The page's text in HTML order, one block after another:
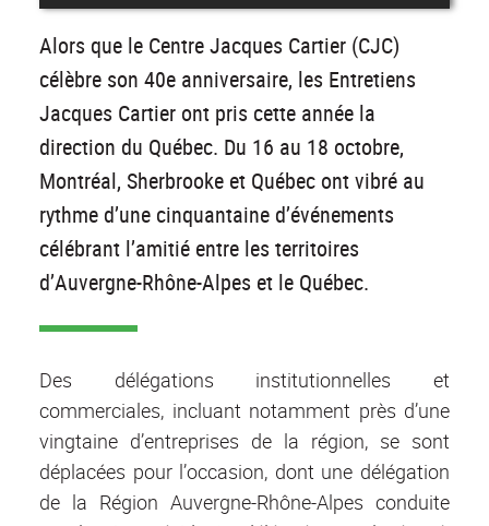
Alors que le Centre Jacques Cartier (CJC)
célèbre son 40e anniversaire, les Entretiens
Jacques Cartier ont pris cette année la
direction du Québec. Du 16 au 18 octobre,
Montréal, Sherbrooke et Québec ont vibré au
rythme d’une cinquantaine d’événements
célébrant l’amitié entre les territoires
d’Auvergne-Rhône-Alpes et le Québec.
Des délégations institutionnelles et
commerciales, incluant notamment près d’une
vingtaine d’entreprises de la région, se sont
déplacées pour l’occasion, dont une délégation
de la Région Auvergne-Rhône-Alpes conduite